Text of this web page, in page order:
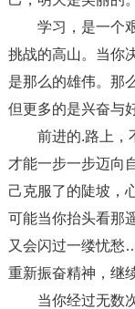
学习，是一个
挑战的高山。当你
是那么的雄伟。那
但更多的是兴奋与
前进的.路上，
才能一步一步迈向
己克服了的陡坡，
可能当你抬头看那
又会闪过一缕忧
重新振奋精神，继
当你经过无数